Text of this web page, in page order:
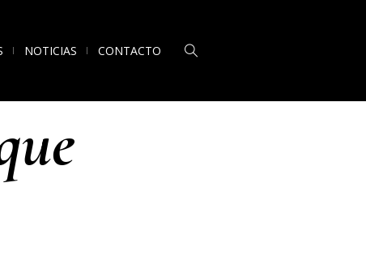
NOTICIAS CONTACTO